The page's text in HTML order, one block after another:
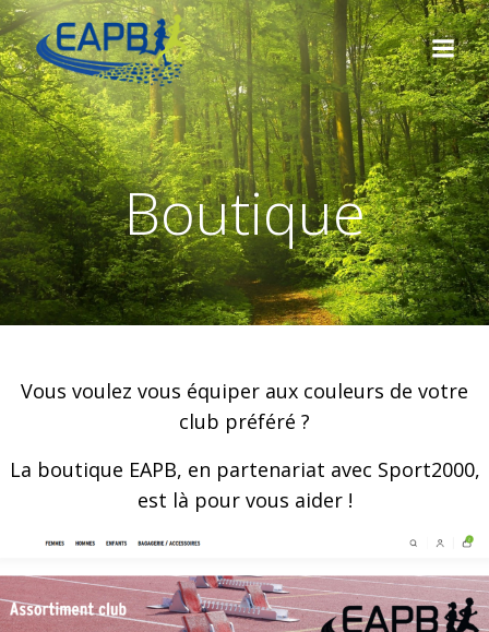
Aller
au
contenu
Boutique
Vous voulez vous équiper aux couleurs de votre
club préféré ?
La boutique EAPB, en partenariat avec Sport2000,
est là pour vous aider !